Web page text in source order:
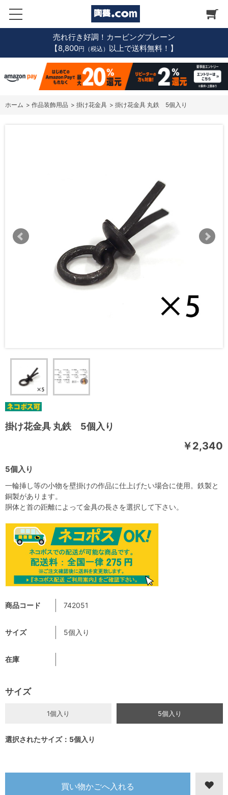
売れ行き好調！カービングプレーン
【8,800円（税込） 以上で送料無料！】
ホーム > 作品装飾用品 > 掛け花金具 > 掛け花金具 丸鉄 5個入り
掛け花金具 丸鉄 5個入り
5個入り
￥2,340
商品コード 742051
サイズ 5個入り
在庫
サイズ
1個入り 5個入り
選択されたサイズ：5個入り
一輪挿し等の小物を壁掛けの作品に仕上げたい場合に使用。鉄製と
銅製があります。
胴体と首の距離によって金具の長さを選択して下さい。